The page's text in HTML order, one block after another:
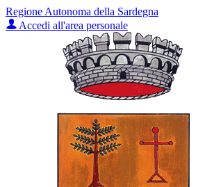
Regione Autonoma della Sardegna
Accedi all'area personale